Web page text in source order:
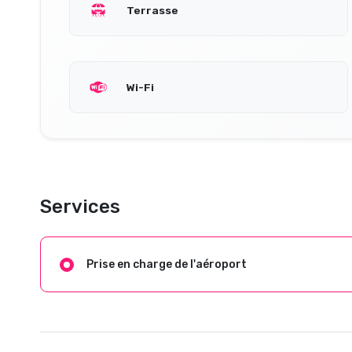
Terrasse
Wi-Fi
Services
Prise en charge de l'aéroport